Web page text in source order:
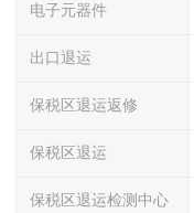
电子元器件
出口退运
保税区退运返修
保税区退运
保税区退运检测中心